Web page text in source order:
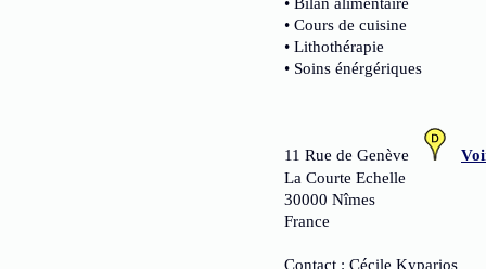
• Cours de cuisine
• Lithothérapie
• Soins énérgériques
11 Rue de Genève
La Courte Echelle
30000 Nîmes
France
Contact : Cécile Kyparios